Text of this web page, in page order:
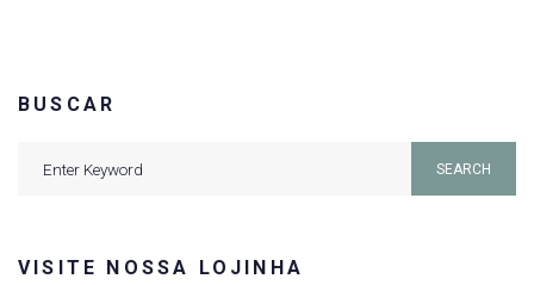
BUSCAR
SEARCH
VISITE NOSSA LOJINHA